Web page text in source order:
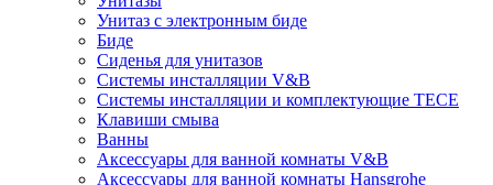
Унитаз с электронным биде
Биде
Сиденья для унитазов
Системы инсталляции V&B
Системы инсталляции и комплектующие TECE
Клавиши смыва
Ванны
Аксессуары для ванной комнаты V&B
Аксессуары для ванной комнаты Hansgrohe